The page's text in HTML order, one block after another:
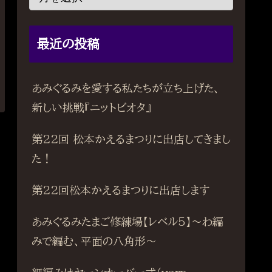
最近の投稿
あみぐるみを愛する私たちが立ち上げた、
新しい挑戦『ニットビオタ』
第22回 松本かえるまつりに出店してきまし
た！
第22回松本かえるまつりに出店します
あみぐるみたまご修練場【レベル5】〜わ編
みで編む、平面の八角形〜